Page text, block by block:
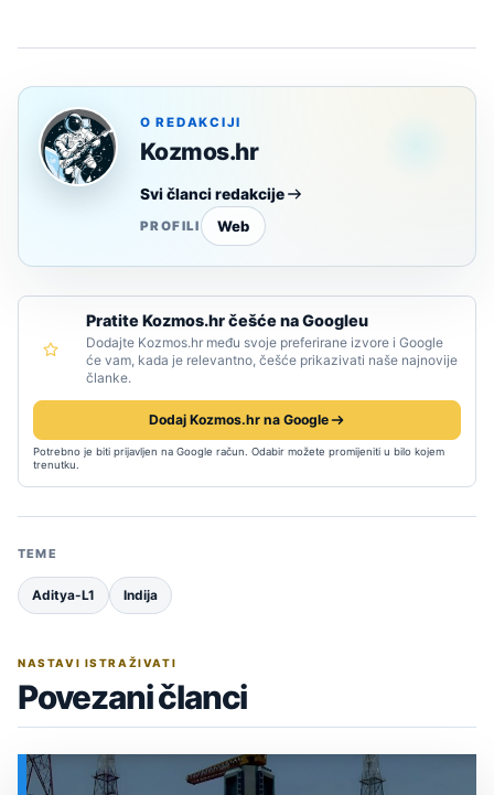
O REDAKCIJI
Kozmos.hr
Svi članci redakcije
PROFILI Web
Pratite Kozmos.hr češće na Googleu
Dodajte Kozmos.hr među svoje preferirane izvore i Google
će vam, kada je relevantno, češće prikazivati naše najnovije
članke.
Dodaj Kozmos.hr na Google
Potrebno je biti prijavljen na Google račun. Odabir možete promijeniti u bilo kojem
trenutku.
TEME
Aditya-L1 Indija
NASTAVI ISTRAŽIVATI
Povezani članci